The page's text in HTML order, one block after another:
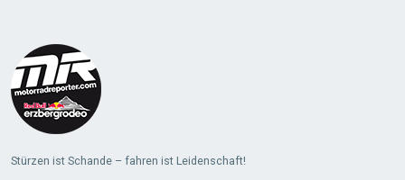
Stürzen ist Schande – fahren ist Leidenschaft!